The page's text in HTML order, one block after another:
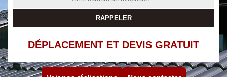
DÉPLACEMENT ET DEVIS GRATUIT